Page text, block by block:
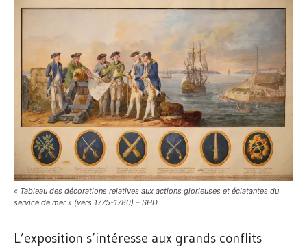
« Tableau des décorations relatives aux actions glorieuses et éclatantes du
service de mer » (vers 1775-1780) – SHD
L’exposition s’intéresse aux grands conflits